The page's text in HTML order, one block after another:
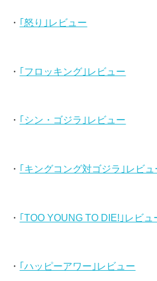
・ ｢怒り｣レビュー
・ ｢フロッキング｣レビュー
・ ｢シン・ゴジラ｣レビュー
・ ｢キングコング対ゴジラ｣レビュ
・ ｢TOO YOUNG TO DIE!｣レビュ
・ ｢ハッピーアワー｣レビュー